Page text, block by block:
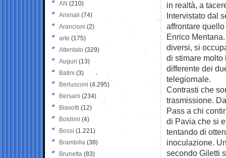
in realtà, a
Intervistato dal
affrontare
Enrico
diversi, si
di stimare molto
differente dei
telegiornale.
Contrasti che
trasmissione.
Pass a chi
di Pavia che si
tentando di
inoculazione.
secondo Giletti
AN (210)
Animali (74)
Arancioni (2)
arte (175)
Attentato (329)
Auguri (13)
Batini (3)
Berlusconi (4.295)
Bersani (234)
Biasotti (12)
Boldrini (4)
Bossi (1.221)
Brambilla (38)
Brunetta (83)